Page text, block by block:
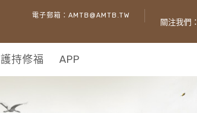
電子郵箱：AMTB@AMTB.TW
關注我們：
護持修福 APP